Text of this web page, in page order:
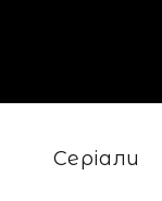
Серіали